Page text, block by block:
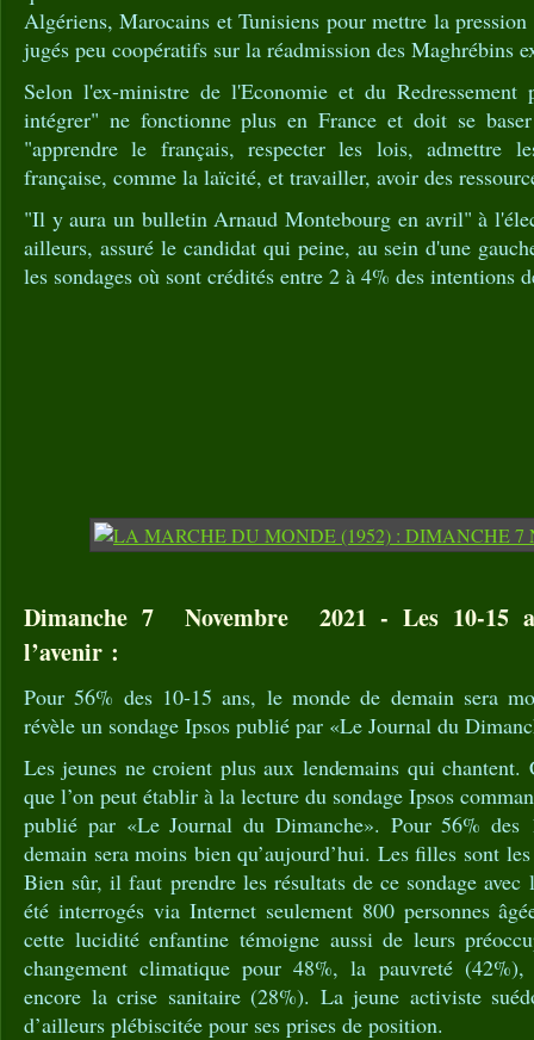
Algériens, Marocains et Tunisiens pour mettre la
jugés peu coopératifs sur la réadmission des Maghrébins
Selon l'ex-ministre de l'Economie et du
intégrer" ne fonctionne plus en France et doit se
"apprendre le français, respecter les lois, admettre
française, comme la laïcité, et travailler, avoir des
"Il y aura un bulletin Arnaud Montebourg en avril" à
ailleurs, assuré le candidat qui peine, au sein d'une
les sondages où sont crédités entre 2 à 4% des intentions
Dimanche 7 Novembre 2021 - Les 10-15
l’avenir :
Pour 56% des 10-15 ans, le monde de demain sera
révèle un sondage Ipsos publié par «Le Journal du
Les jeunes ne croient plus aux lendemains qui chantent.
que l’on peut établir à la lecture du sondage Ipsos
publié par «Le Journal du Dimanche». Pour 56% des
demain sera moins bien qu’aujourd’hui. Les filles sont
Bien sûr, il faut prendre les résultats de ce sondage avec
été interrogés via Internet seulement 800 personnes
cette lucidité enfantine témoigne aussi de leurs
changement climatique pour 48%, la pauvreté
encore la crise sanitaire (28%). La jeune activiste
d’ailleurs plébiscitée pour ses prises de position.